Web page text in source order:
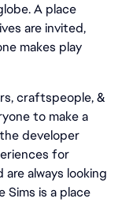
A place
are invited,
makes play
craftspeople, &
to make a
developer
for
always looking
Sims is a place